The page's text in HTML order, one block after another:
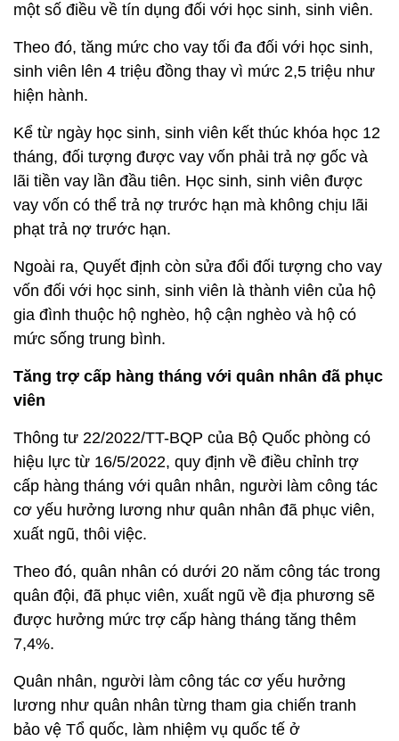
một số điều về tín dụng đối với học sinh, sinh viên.
Theo đó, tăng mức cho vay tối đa đối với học sinh,
sinh viên lên 4 triệu đồng thay vì mức 2,5 triệu như
hiện hành.
Kể từ ngày học sinh, sinh viên kết thúc khóa học 12
tháng, đối tượng được vay vốn phải trả nợ gốc và
lãi tiền vay lần đầu tiên. Học sinh, sinh viên được
vay vốn có thể trả nợ trước hạn mà không chịu lãi
phạt trả nợ trước hạn.
Ngoài ra, Quyết định còn sửa đổi đối tượng cho vay
vốn đối với học sinh, sinh viên là thành viên của hộ
gia đình thuộc hộ nghèo, hộ cận nghèo và hộ có
mức sống trung bình.
Tăng trợ cấp hàng tháng với quân nhân đã phục
viên
Thông tư 22/2022/TT-BQP của Bộ Quốc phòng có
hiệu lực từ 16/5/2022, quy định về điều chỉnh trợ
cấp hàng tháng với quân nhân, người làm công tác
cơ yếu hưởng lương như quân nhân đã phục viên,
xuất ngũ, thôi việc.
Theo đó, quân nhân có dưới 20 năm công tác trong
quân đội, đã phục viên, xuất ngũ về địa phương sẽ
được hưởng mức trợ cấp hàng tháng tăng thêm
7,4%.
Quân nhân, người làm công tác cơ yếu hưởng
lương như quân nhân từng tham gia chiến tranh
bảo vệ Tổ quốc, làm nhiệm vụ quốc tế ở